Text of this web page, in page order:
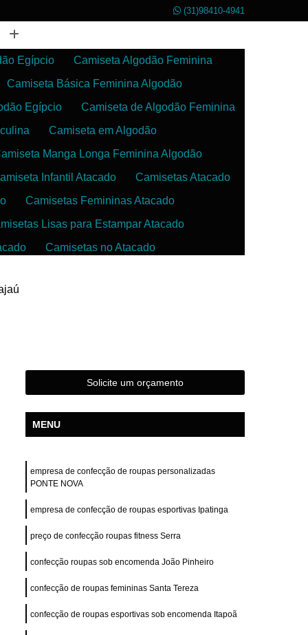
(31)98410-4941
Egípcio
Camiseta Algodão Feminina
Camiseta Básica Feminina Algodão
Egípcio
Camiseta de Algodão Feminina
Camiseta em Algodão
Manga Longa Feminina Algodão
Infantil Atacado
Camisetas Atacado
Camisetas Femininas Atacado
Lisas para Estampar Atacado
Camisetas no Atacado
Fabrica e Confecção de Roupas
Desenvolvimento de Estampa
Desenvolvimento de Estampa para Camisas
Estampa para Roupas
para Roupas Femininas
para Roupas Masculinas
Estampa Personalizada
Fit
Private Label para e Commerce
Solicite um orçamento
MENU
empresa de confecção de roupas personalizadas
PONTE NOVA
empresa de confecção de roupas esportivas Ipatinga
preço de confecção roupas fitness Serra
confecção roupas sob encomenda João Pinheiro
confecção de roupas femininas Santa Tereza
confecção de roupas esportivas sob encomenda Itapoã